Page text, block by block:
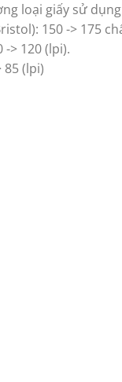
loại giấy sử
150 -> 175
> 120 (lpi).
(lpi)